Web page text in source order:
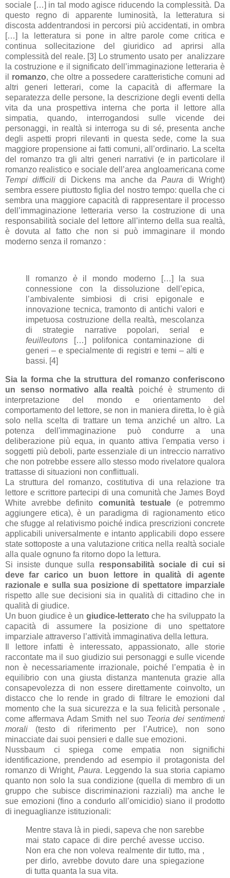
sociale […] in tal modo agisce riducendo la complessità. Da
questo regno di apparente luminosità, la letteratura si
discosta addentrandosi in percorsi più accidentati, in ombra
[…] la letteratura si pone in altre parole come critica e
continua sollecitazione del giuridico ad aprirsi alla
complessità del reale. [3] Lo strumento usato per analizzare
la costruzione e il significato dell’immaginazione letteraria è
il romanzo, che oltre a possedere caratteristiche comuni ad
altri generi letterari, come la capacità di affermare la
separatezza delle persone, la descrizione degli eventi della
vita da una prospettiva interna che porta il lettore alla
simpatia, quando, interrogandosi sulle vicende dei
personaggi, in realtà si interroga su di sé, presenta anche
degli aspetti propri rilevanti in questa sede, come la sua
maggiore propensione ai fatti comuni, all’ordinario. La scelta
del romanzo tra gli altri generi narrativi (e in particolare il
romanzo realistico e sociale dell’area angloamericana come
Tempi difficilidi Dickens ma anche da Paura di Wright)
sembra essere piuttosto figlia del nostro tempo: quella che ci
sembra una maggiore capacità di rappresentare il processo
dell’immaginazione letteraria verso la costruzione di una
responsabilità sociale del lettore all’interno della sua realtà,
è dovuta al fatto che non si può immaginare il mondo
moderno senza il romanzo :
Il romanzo èil mondo moderno […] la sua
connessione con la dissoluzione dell’epica,
l’ambivalente simbiosi di crisi epigonale e
innovazione tecnica, tramonto di antichi valori e
impetuosa costruzione della realtà, mescolanza
di strategie narrative popolari, serial e
feuilleutons […] polifonica contaminazione di
generi – e specialmente di registri e temi – alti e
bassi. [4]
Sia la forma che la struttura del romanzo conferiscono
un senso normativo alla realtà poiché è strumento di
interpretazione del mondo e orientamento del
comportamento del lettore, se non in maniera diretta, lo è già
solo nella scelta di trattare un tema anziché un altro. La
potenza dell'immaginazione può condurre a una
deliberazione più equa, in quanto attiva l'empatia verso i
soggetti più deboli, parte essenziale di un intreccio narrativo
che non potrebbe essere allo stesso modo rivelatore qualora
trattasse di situazioni non conflittuali.
La struttura del romanzo, costitutiva di una relazione tra
lettore e scrittore partecipi di una comunità che James Boyd
White avrebbe definito comunità testuale(e potremmo
aggiungere etica), è un paradigma di ragionamento etico
che sfugge al relativismo poiché indica prescrizioni concrete
applicabili universalmente e intanto applicabili dopo essere
state sottoposte a una valutazione critica nella realtà sociale
alla quale ognuno fa ritorno dopo la lettura.
Si insiste dunque sulla responsabilità sociale di cui si
deve far carico un buon lettore in qualità di agente
razionale e sulla sua posizione di spettatore imparziale
rispetto alle sue decisioni sia in qualità di cittadino che in
qualità di giudice.
Un buon giudice è un giudice-letterato che ha sviluppato la
capacità di assumere la posizione di uno spettatore
imparziale attraverso l’attività immaginativa della lettura.
Il lettore infatti è interessato, appassionato, alle storie
raccontate ma il suo giudizio sui personaggi e sulle vicende
non è necessariamente irrazionale, poiché l’empatia è in
equilibrio con una giusta distanza mantenuta grazie alla
consapevolezza di non essere direttamente coinvolto, un
distacco che lo rende in grado di filtrare le emozioni dal
momento che la sua sicurezza e la sua felicità personale ,
come affermava Adam Smith nel suo Teoria dei sentimenti
morali (testo di riferimento per l’Autrice), non sono
minacciate dai suoi pensieri e dalle sue emozioni.
Nussbaum ci spiega come empatia non significhi
identificazione, prendendo ad esempio il protagonista del
romanzo di Wright, Paura. Leggendo la sua storia capiamo
quanto non solo la sua condizione (quella di membro di un
gruppo che subisce discriminazioni razziali) ma anche le
sue emozioni (fino a condurlo all’omicidio) siano il prodotto
di ineguaglianze istituzionali:
Mentre stava là in piedi, sapeva che non sarebbe
mai stato capace di dire perché avesse ucciso.
Non era che non voleva realmente dir tutto, ma ,
per dirlo, avrebbe dovuto dare una spiegazione
di tutta quanta la sua vita.